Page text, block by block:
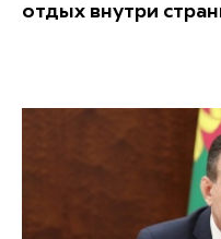
отдых внутри